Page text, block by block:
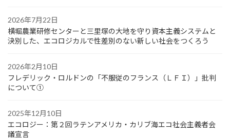
2026年7月22日
横堀農業研修センターと三里塚の大地を守り資本主義システムと
決別した、エコロジカルで性差別のない新しい社会をつくろう
2026年2月10日
フレデリック・ロルドンの「不服従のフランス（ＬＦＩ）」批判
について①
2025年12月10日
エコロジー：第２回ラテンアメリカ・カリブ海エコ社会主義者会
議宣言